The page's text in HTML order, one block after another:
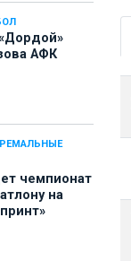
АФК
чемпионат
на